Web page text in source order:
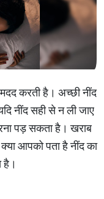
मदद करती है। अच्छी नींद
नींद सही से न ली जाए
पड़ सकता है। खराब
आपको पता है नींद का
है।